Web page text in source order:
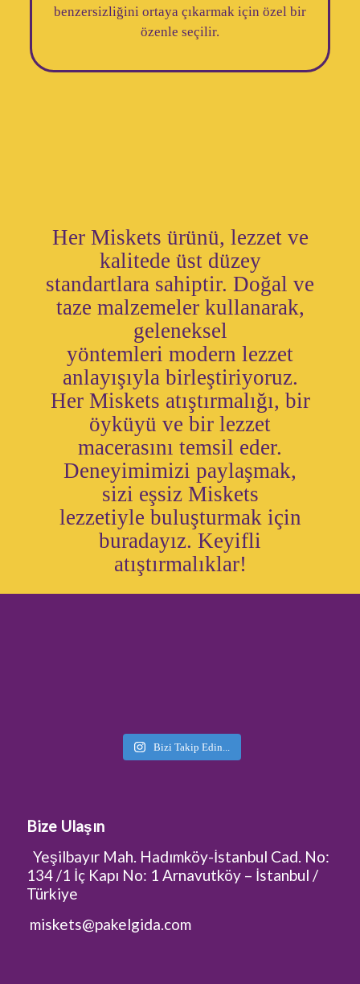
benzersizliğini ortaya çıkarmak için özel bir
özenle seçilir.
Her Miskets ürünü, lezzet ve
kalitede üst düzey
standartlara sahiptir. Doğal ve
taze malzemeler kullanarak,
geleneksel
yöntemleri modern lezzet
anlayışıyla birleştiriyoruz.
Her Miskets atıştırmalığı, bir
öyküyü ve bir lezzet
macerasını temsil eder.
Deneyimimizi paylaşmak,
sizi eşsiz Miskets
lezzetiyle buluşturmak için
buradayız. Keyifli
atıştırmalıklar!
Bizi Takip Edin...
Bize Ulaşın
Yeşilbayır Mah. Hadımköy-İstanbul Cad. No:
134 /1 İç Kapı No: 1 Arnavutköy – İstanbul /
Türkiye
miskets@pakelgida.com